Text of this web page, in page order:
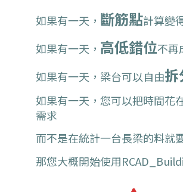
如果有一天， 斷筋點計算變
如果有一天， 高低錯位不再
如果有一天，梁台可以自由拆
如果有一天，您可以把時間花
需求
而不是在統計一台長梁的料就
那您大概開始使用